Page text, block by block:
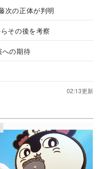
次の正体が判明
その後を考察
への期待
02:13更新